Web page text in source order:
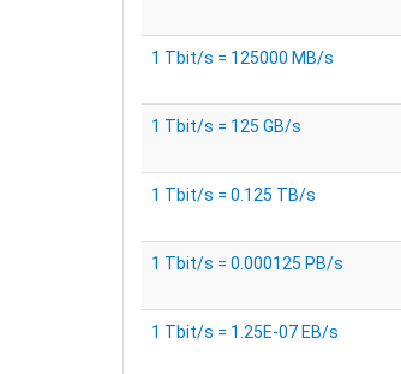
1 Tbit/s = 125000 MB/s
1 Tbit/s = 125 GB/s
1 Tbit/s = 0.125 TB/s
1 Tbit/s = 0.000125 PB/s
1 Tbit/s = 1.25E-07 EB/s